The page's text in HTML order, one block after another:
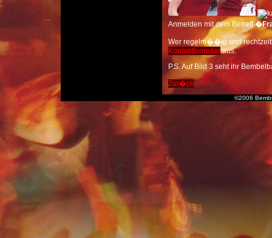
Anmelden mit dem Betreff
Wer regelm��ig und
Kontaktformularaus.
P.S. Auf Bild 3 seht ihr
Zur�ck
©2006